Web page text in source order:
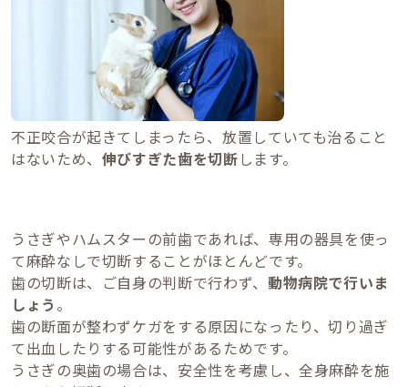
不正咬合が起きてしまったら、放置していても治ること
はないため、 伸びすぎた歯を切断 します。
うさぎやハムスターの前歯であれば、専用の器具を使っ
て麻酔なしで切断することがほとんどです。
歯の切断は、ご自身の判断で行わず、 動物病院で行いま
しょう 。
歯の断面が整わずケガをする原因になったり、切り過ぎ
て出血したりする可能性があるためです。
うさぎの奥歯の場合は、安全性を考慮し、全身麻酔を施